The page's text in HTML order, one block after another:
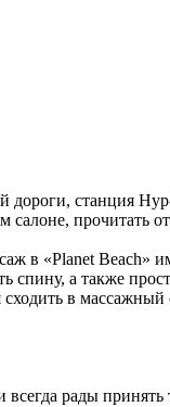
дороги, станция
салоне, прочитать
в «Planet Beach»
а также
в
рады принять